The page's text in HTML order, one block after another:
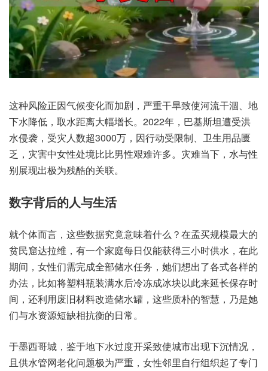
这种风险正因气候变化而加剧，严重干旱致使河流干涸、地
下水降低，取水距离大幅增长。2022年，巴基斯坦遭受洪
水侵袭，受灾人数超3000万，因行动受限制、卫生用品匮
乏，灾害中女性处境比比男性艰难许多。灾难当下，水与性
别展现出极为残酷的关联。
数字背后的人与生活
就个体而言，这些数据究竟意味着什么？在孟买规模最大的
贫民窟达拉维，有一个家庭每日仅能获得三小时供水，在此
期间，女性们需完成全部储水任务，她们想出了各式各样的
办法，比如将塑料瓶装满水后冷冻成冰块以此来延长保存时
间，还利用废旧材料改造储水罐，这些质朴的智慧，乃是她
们与水资源短缺相抗衡的日常。
于墨西哥城，鉴于地下水过度开采致使城市出现下沉情况，
且供水管网老化问题极为严重，女性邻里自行组织起了专门